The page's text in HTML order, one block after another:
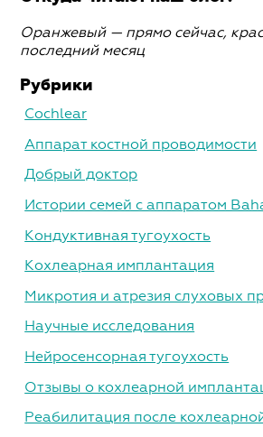
Оранжевый — прямо сейчас,
последний месяц
Рубрики
Cochlear
Аппарат костной проводимости
Добрый доктор
Истории семей с аппаратом
Кондуктивная тугоухость
Кохлеарная имплантация
Микротия и атрезия слуховых
Научные исследования
Нейросенсорная тугоухость
Отзывы о кохлеарной
Реабилитация после